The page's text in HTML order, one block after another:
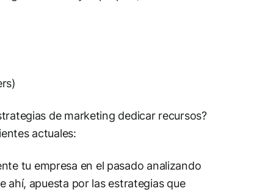
de marketing dedicar recursos?
actuales:
tu empresa en el pasado analizando
ahí, apuesta por las estrategias que